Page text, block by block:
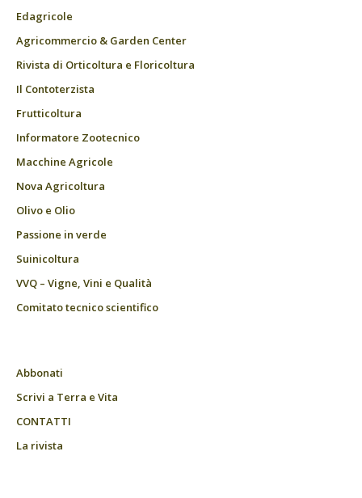
Edagricole
Agricommercio & Garden Center
Rivista di Orticoltura e Floricoltura
Il Contoterzista
Frutticoltura
Informatore Zootecnico
Macchine Agricole
Nova Agricoltura
Olivo e Olio
Passione in verde
Suinicoltura
VVQ – Vigne, Vini e Qualità
Comitato tecnico scientifico
Abbonati
Scrivi a Terra e Vita
CONTATTI
La rivista